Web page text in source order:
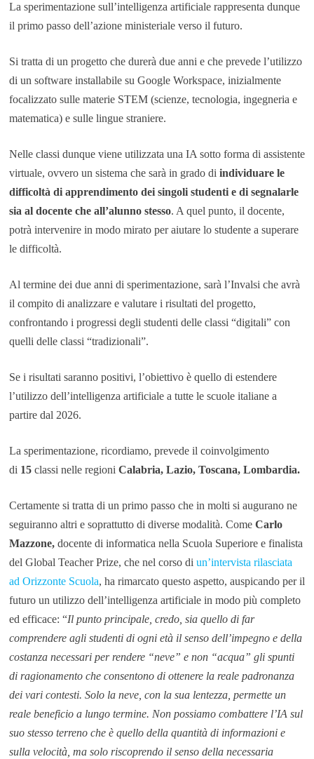
La sperimentazione sull’intelligenza artificiale rappresenta dunque
il primo passo dell’azione ministeriale verso il futuro.
Si tratta di un progetto che durerà due anni e che prevede l’utilizzo
di un software installabile su Google Workspace, inizialmente
focalizzato sulle materie STEM (scienze, tecnologia, ingegneria e
matematica) e sulle lingue straniere.
Nelle classi dunque viene utilizzata una IA sotto forma di assistente
virtuale, ovvero un sistema che sarà in grado di individuare le
difficoltà di apprendimento dei singoli studenti e di segnalarle
sia al docente che all’alunno stesso. A quel punto, il docente,
potrà intervenire in modo mirato per aiutare lo studente a superare
le difficoltà.
Al termine dei due anni di sperimentazione, sarà l’Invalsi che avrà
il compito di analizzare e valutare i risultati del progetto,
confrontando i progressi degli studenti delle classi “digitali” con
quelli delle classi “tradizionali”.
Se i risultati saranno positivi, l’obiettivo è quello di estendere
l’utilizzo dell’intelligenza artificiale a tutte le scuole italiane a
partire dal 2026.
La sperimentazione, ricordiamo, prevede il coinvolgimento
di 15classi nelle regioni Calabria, Lazio, Toscana, Lombardia.
Certamente si tratta di un primo passo che in molti si augurano ne
seguiranno altri e soprattutto di diverse modalità. Come Carlo
Mazzone,docente di informatica nella Scuola Superiore e finalista
del Global Teacher Prize, che nel corso di un’intervista rilasciata
ad Orizzonte Scuola, ha rimarcato questo aspetto, auspicando per il
futuro un utilizzo dell’intelligenza artificiale in modo più completo
ed efficace: “Il punto principale, credo, sia quello di far
comprendere agli studenti di ogni età il senso dell’impegno e della
costanza necessari per rendere “neve” e non “acqua” gli spunti
di ragionamento che consentono di ottenere la reale padronanza
dei vari contesti. Solo la neve, con la sua lentezza, permette un
reale beneficio a lungo termine. Non possiamo combattere l’IA sul
suo stesso terreno che è quello della quantità di informazioni e
sulla velocità, ma solo riscoprendo il senso della necessaria